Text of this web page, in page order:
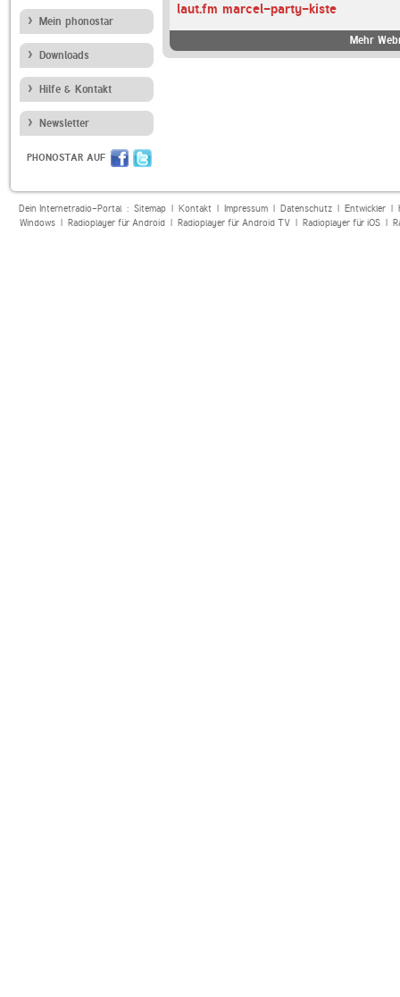
Mein phonostar
Downloads
Hilfe & Kontakt
Newsletter
PHONOSTAR AUF
laut.fm marcel-party-kiste
Mehr
Dein Internetradio-Portal : Sitemap| Kontakt| Impressum| Datenschutz| Entwickler|
Windows| Radioplayer für Android| Radioplayer für Android TV| Radioplayer für iOS|